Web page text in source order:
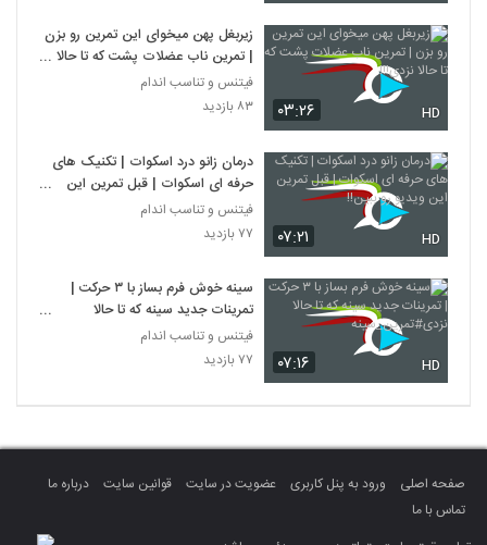
۰۳:۲۶ HD
زیربغل پهن میخوای این تمرین رو بزن
| تمرین ناب عضلات پشت که تا حالا
نزدی!!!
فیتنس و تناسب اندام
۸۳ بازدید
۰۷:۲۱ HD
درمان زانو درد اسکوات | تکنیک های
حرفه ای اسکوات | قبل تمرین این
ویدیو رو ببین!!
فیتنس و تناسب اندام
۷۷ بازدید
۰۷:۱۶ HD
سینه خوش فرم بساز با ۳ حرکت |
تمرینات جدید سینه که تا حالا
نزدی#تمرین_سینه
فیتنس و تناسب اندام
۷۷ بازدید
صفحه اصلی ورود به پنل کاربری عضویت در سایت قوانین سایت
درباره ما
تماس با ما